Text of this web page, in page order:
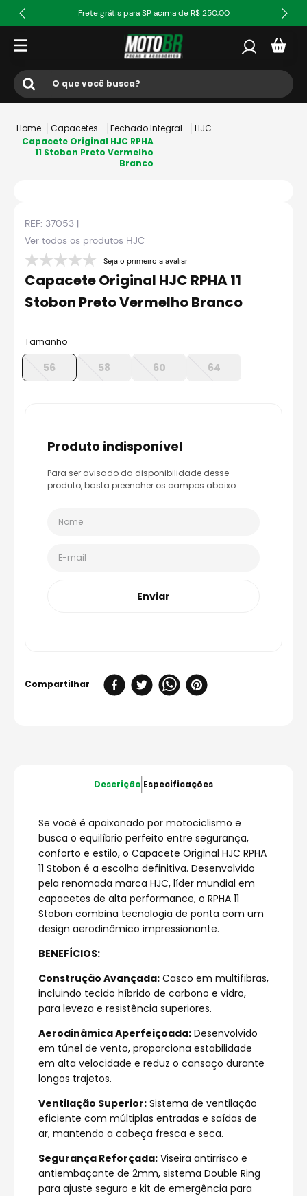
Frete grátis para SP acima de R$ 250,00
O que você busca?
1º ls2
5º jaqueta
6 º bau
7º axxis fenix
8º capacete aberto
10º race tech
Capacetes Fechado Integral
HJC
Capacete Original HJC RPHA
11 Stobon Preto Vermelho
Branco
REF: 37053 |
Ver todos os produtos HJC
Seja o primeiro a avaliar
Capacete Original HJC RPHA 11
Stobon Preto Vermelho Branco
Tamanho
56 58 60 64
produto indisponível
Para ser avisado da disponibilidade desse
produto, basta preencher os campos abaixo:
Enviar
Descrição Especificações
Se você é apaixonado por motociclismo e
busca o equilíbrio perfeito entre segurança,
conforto e estilo, o Capacete Original HJC RPHA
11 Stobon é a escolha definitiva. Desenvolvido
pela renomada marca HJC, líder mundial em
capacetes de alta performance, o RPHA 11
Stobon combina tecnologia de ponta com um
design aerodinâmico impressionante.
BENEFÍCIOS:
Construção Avançada: Casco em multifibras,
incluindo tecido híbrido de carbono e vidro,
para leveza e resistência superiores.
Aerodinâmica Aperfeiçoada: Desenvolvido
em túnel de vento, proporciona estabilidade
em alta velocidade e reduz o cansaço durante
longos trajetos.
Ventilação Superior: Sistema de ventilação
eficiente com múltiplas entradas e saídas de
ar, mantendo a cabeça fresca e seca.
Segurança Reforçada: Viseira antirrisco e
antiembaçante de 2mm, sistema Double Ring
para ajuste seguro e kit de emergência para